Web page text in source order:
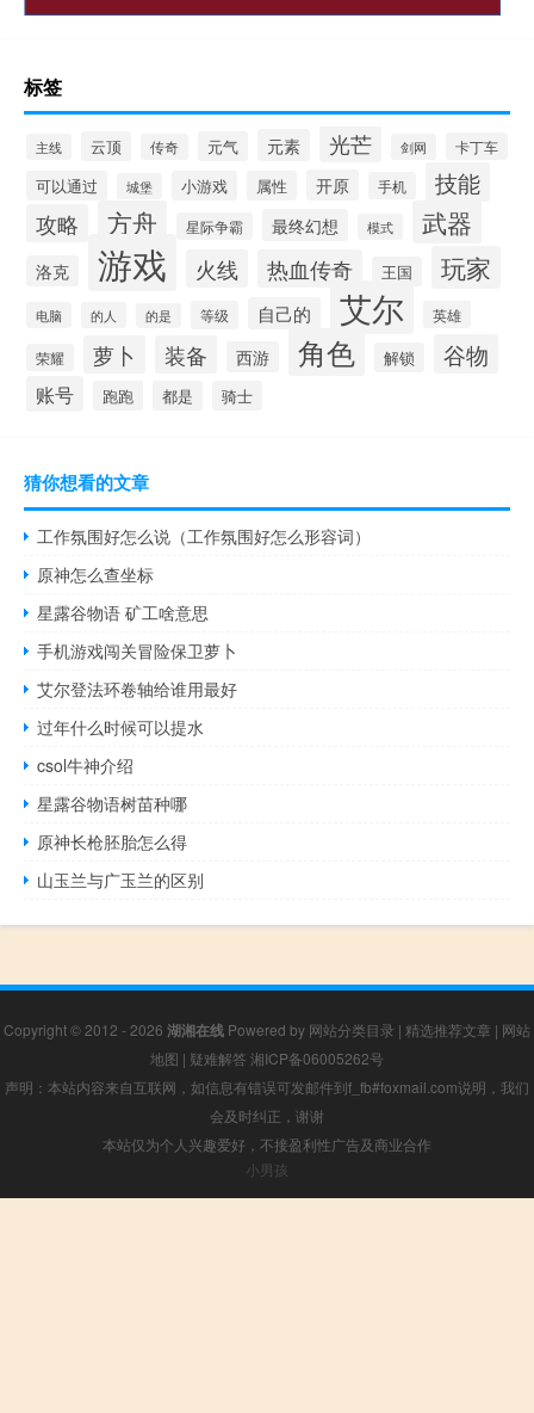
标签
主线 云顶 传奇 元气 元素 光芒 剑网 卡丁车
可以通过 城堡 小游戏 属性 开原 手机 技能
攻略 方舟 星际争霸 最终幻想 模式 武器
洛克 游戏 火线 热血传奇 王国 玩家
电脑 的人 的是 等级 自己的 艾尔 英雄
荣耀 萝卜 装备 西游 角色 解锁 谷物
账号 跑跑 都是 骑士
猜你想看的文章
工作氛围好怎么说（工作氛围好怎么形容词）
原神怎么查坐标
星露谷物语 矿工啥意思
手机游戏闯关冒险保卫萝卜
艾尔登法环卷轴给谁用最好
过年什么时候可以提水
csol牛神介绍
星露谷物语树苗种哪
原神长枪胚胎怎么得
山玉兰与广玉兰的区别
Copyright © 2012 - 2026 湖湘在线 Powered by 网站分类目录 | 精选推荐文章 | 网站
地图 | 疑难解答 湘ICP备06005262号
声明：本站内容来自互联网，如信息有错误可发邮件到f_fb#foxmail.com说明，我们
会及时纠正，谢谢
本站仅为个人兴趣爱好，不接盈利性广告及商业合作
小男孩